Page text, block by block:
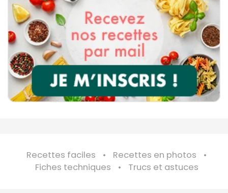
Recettes faciles
Recettes en photos
Fiches techniques
Trucs et astuces